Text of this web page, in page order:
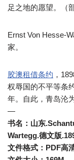
足之地的愿望。（
Ernst Von Hesse-
家。
胶澳租借条约 ，
权辱国的不平等条
年。自此，青岛沦
—
书名：山东
Wartegg.德文版
文件格式：PDF高